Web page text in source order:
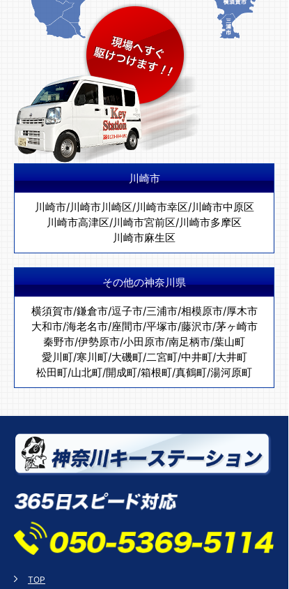
川崎市
川崎市/川崎市川崎区/川崎市幸区/川崎市中原区
川崎市高津区/川崎市宮前区/川崎市多摩区
川崎市麻生区
その他の神奈川県
横須賀市/鎌倉市/逗子市/三浦市/相模原市/厚木市
大和市/海老名市/座間市/平塚市/藤沢市/茅ヶ崎市
秦野市/伊勢原市/小田原市/南足柄市/葉山町
愛川町/寒川町/大磯町/二宮町/中井町/大井町
松田町/山北町/開成町/箱根町/真鶴町/湯河原町
TOP